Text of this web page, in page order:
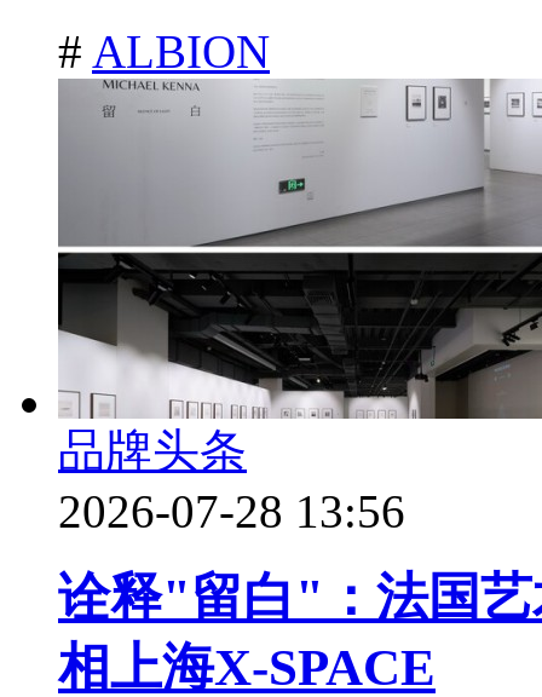
# ALBION
品牌头条
2026-07-28 13:56
诠释"留白"：法国艺
相上海X-SPACE